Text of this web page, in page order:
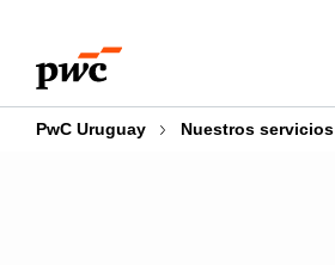
content
footer
PwC Uruguay Nuestros servicios